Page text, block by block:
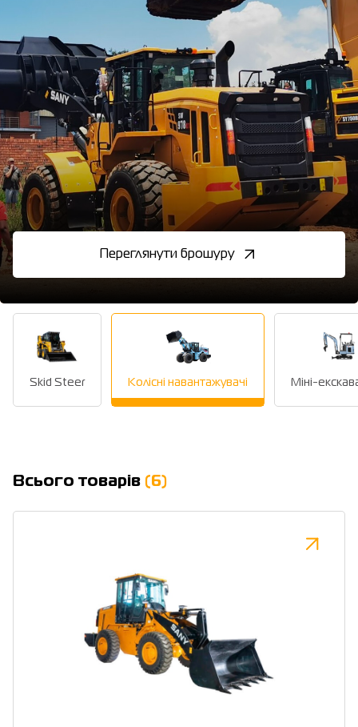
Переглянути брошуру
Skid Steer Колісні навантажувачі Міні-
Всього товарів (6)